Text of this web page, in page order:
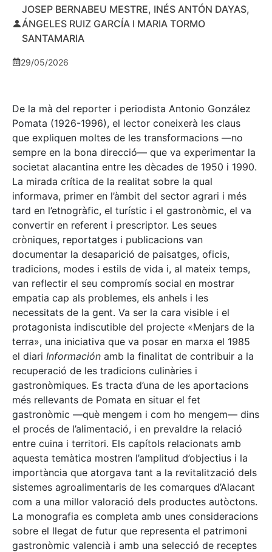
JOSEP BERNABEU MESTRE, INÉS ANTÓN DAYAS,
ÁNGELES RUIZ GARCÍA I MARIA TORMO
SANTAMARIA
29/05/2026
De la mà del reporter i periodista Antonio González
Pomata (1926-1996), el lector coneixerà les claus
que expliquen moltes de les transformacions —no
sempre en la bona direcció— que va experimentar la
societat alacantina entre les dècades de 1950 i 1990.
La mirada crítica de la realitat sobre la qual
informava, primer en l’àmbit del sector agrari i més
tard en l’etnogràfic, el turístic i el gastronòmic, el va
convertir en referent i prescriptor. Les seues
cròniques, reportatges i publicacions van
documentar la desaparició de paisatges, oficis,
tradicions, modes i estils de vida i, al mateix temps,
van reflectir el seu compromís social en mostrar
empatia cap als problemes, els anhels i les
necessitats de la gent. Va ser la cara visible i el
protagonista indiscutible del projecte «Menjars de la
terra», una iniciativa que va posar en marxa el 1985
el diari Información amb la finalitat de contribuir a la
recuperació de les tradicions culinàries i
gastronòmiques. Es tracta d’una de les aportacions
més rellevants de Pomata en situar el fet
gastronòmic —què mengem i com ho mengem— dins
el procés de l’alimentació, i en prevaldre la relació
entre cuina i territori. Els capítols relacionats amb
aquesta temàtica mostren l’amplitud d’objectius i la
importància que atorgava tant a la revitalització dels
sistemes agroalimentaris de les comarques d’Alacant
com a una millor valoració dels productes autòctons.
La monografia es completa amb unes consideracions
sobre el llegat de futur que representa el patrimoni
gastronòmic valencià i amb una selecció de receptes